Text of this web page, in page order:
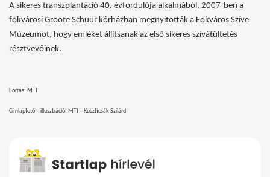
A sikeres transzplantáció 40. évfordulója alkalmából, 2007-ben a
fokvárosi Groote Schuur kórházban megnyitották a Fokváros Szíve
Múzeumot, hogy emléket állítsanak az első sikeres szívátültetés
résztvevőinek.
Forrás: MTI
Címlapfotó – illusztráció: MTI – Koszticsák Szilárd